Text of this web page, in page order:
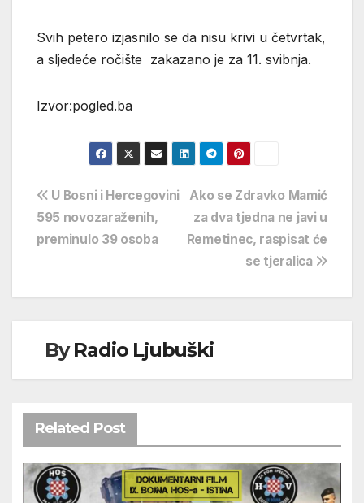
Svih petero izjasnilo se da nisu krivi u četvrtak,
a sljedeće ročište zakazano je za 11. svibnja.
Izvor:pogled.ba
Navigacija
objava
Ako se Zdravko Mamić
za dva tjedna ne javi u
Remetinec, raspisat će
se tjeralica
U Bosni i Hercegovini
595 novozaraženih,
preminulo 39 osoba
ByRadio Ljubuški
Related Post